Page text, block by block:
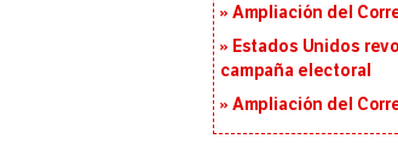
Ampliación del
Estados Unidos
campaña electoral
Ampliación del